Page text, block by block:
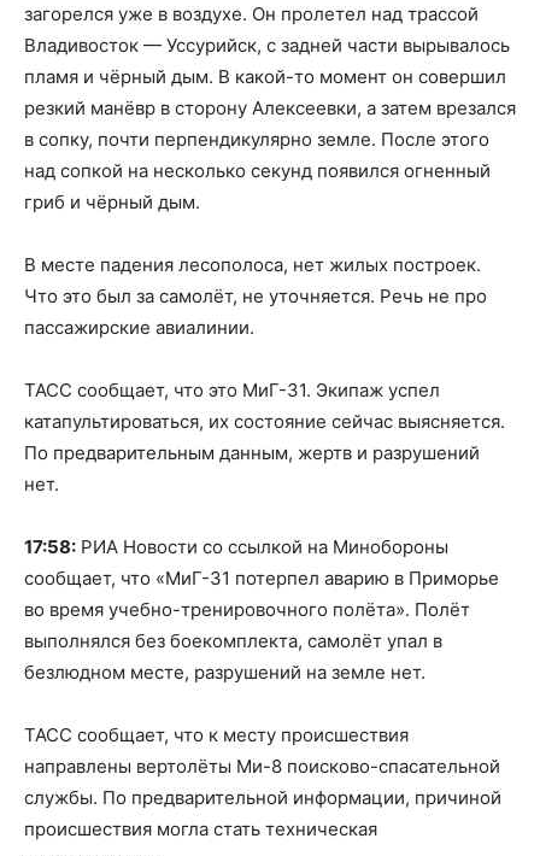
загорелся уже в воздухе. Он пролетел над трассой
Владивосток — Уссурийск, с задней части вырывалось
пламя и чёрный дым. В какой-то момент он совершил
резкий манёвр в сторону Алексеевки, а затем врезался
в сопку, почти перпендикулярно земле. После этого
над сопкой на несколько секунд появился огненный
гриб и чёрный дым.
В месте падения лесополоса, нет жилых построек.
Что это был за самолёт, не уточняется. Речь не про
пассажирские авиалинии.
ТАСС сообщает, что это МиГ-31. Экипаж успел
катапультироваться, их состояние сейчас выясняется.
По предварительным данным, жертв и разрушений
нет.
17:58: РИА Новости со ссылкой на Минобороны
сообщает, что «МиГ-31 потерпел аварию в Приморье
во время учебно-тренировочного полёта». Полёт
выполнялся без боекомплекта, самолёт упал в
безлюдном месте, разрушений на земле нет.
ТАСС сообщает, что к месту происшествия
направлены вертолёты Ми-8 поисково-спасательной
службы. По предварительной информации, причиной
происшествия могла стать техническая